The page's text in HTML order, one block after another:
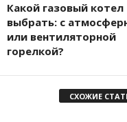
Какой газовый котел
выбрать: с
или вентиляторной
горелкой?
СХОЖИЕ